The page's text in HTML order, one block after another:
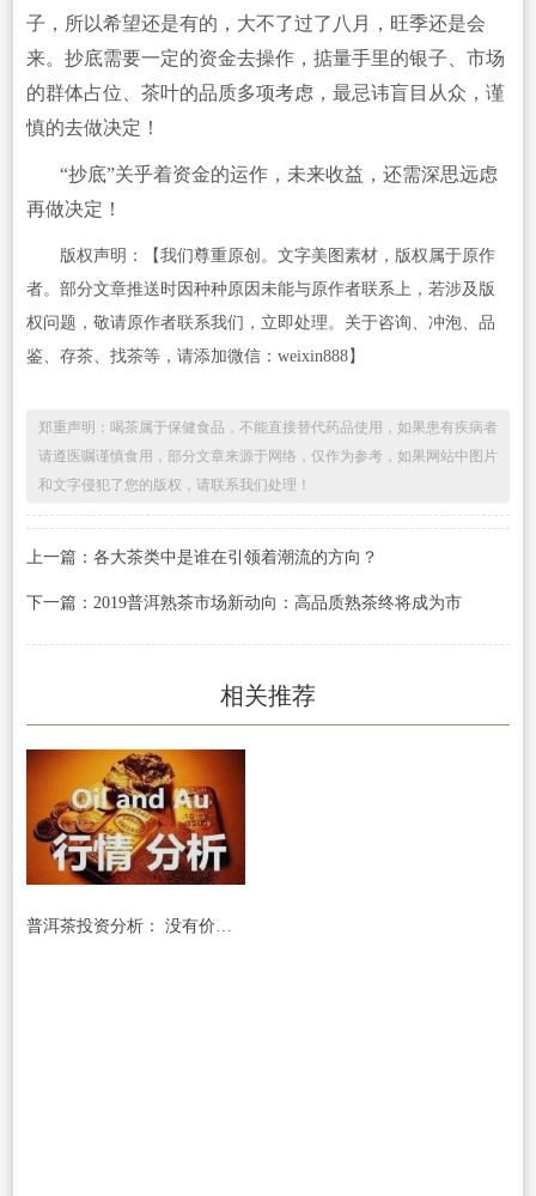
子，所以希望还是有的，大不了过了八月，旺季还是会
来。抄底需要一定的资金去操作，掂量手里的银子、市场
的群体占位、茶叶的品质多项考虑，最忌讳盲目从众，谨
慎的去做决定！
“抄底”关乎着资金的运作，未来收益，还需深思远虑
再做决定！
版权声明：【我们尊重原创。文字美图素材，版权属于原作
者。部分文章推送时因种种原因未能与原作者联系上，若涉及版
权问题，敬请原作者联系我们，立即处理。关于咨询、冲泡、品
鉴、存茶、找茶等，请添加微信：weixin888】
郑重声明：喝茶属于保健食品，不能直接替代药品使用，如果患有疾病者
请遵医嘱谨慎食用，部分文章来源于网络，仅作为参考，如果网站中图片
和文字侵犯了您的版权，请联系我们处理！
上一篇：各大茶类中是谁在引领着潮流的方向？
下一篇：2019普洱熟茶市场新动向：高品质熟茶终将成为市
相关推荐